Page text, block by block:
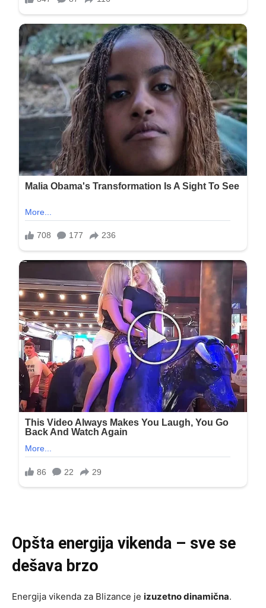
Opšta energija vikenda – sve se
dešava brzo
Energija vikenda za Blizance je izuzetno dinamična.